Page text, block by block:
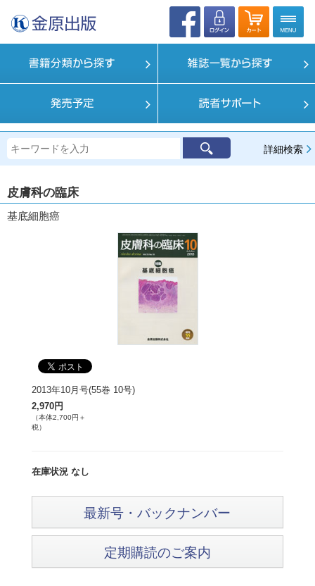
詳細検索
皮膚科の臨床
基底細胞癌
2013年10月号(55巻 10号)
2,970円
（本体2,700円＋
税）
在庫状況 なし
最新号・バックナンバー
定期購読のご案内